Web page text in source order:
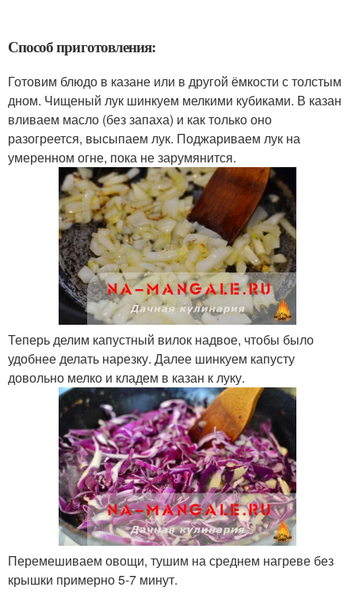
Способ приготовления:
Готовим блюдо в казане или в другой ёмкости с толстым
дном. Чищеный лук шинкуем мелкими кубиками. В казан
вливаем масло (без запаха) и как только оно
разогреется, высыпаем лук. Поджариваем лук на
умеренном огне, пока не зарумянится.
Теперь делим капустный вилок надвое, чтобы было
удобнее делать нарезку. Далее шинкуем капусту
довольно мелко и кладем в казан к луку.
Перемешиваем овощи, тушим на среднем нагреве без
крышки примерно 5-7 минут.